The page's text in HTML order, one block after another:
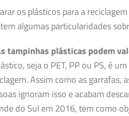
os plásticos para a
algumas particularidades
tampinhas plásticas podem
seja o PET, PP ou PS, é
Assim como as garrafas,
ignoram isso e acabam
do Sul em 2016, tem como